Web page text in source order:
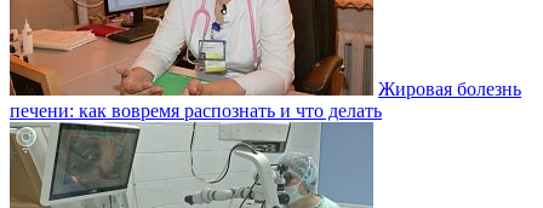
Жировая болезнь
печени: как вовремя распознать и что делать